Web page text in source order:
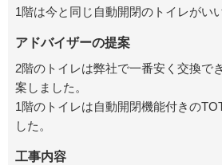
1階は今と同じ自動開閉のトイレがい
アドバイザーの提案
2階のトイレは弊社で一番安く交換で
案しました。
1階のトイレは自動開閉機能付きの
した。
工事内容